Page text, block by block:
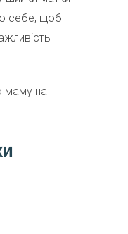
себе, щоб
маму на